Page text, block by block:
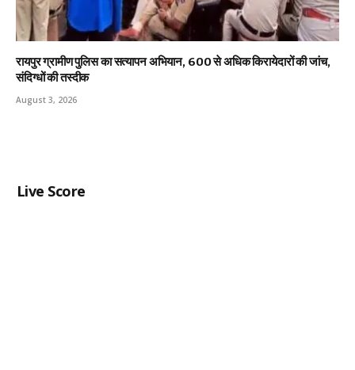
रायपुर ग्रामीण पुलिस का सत्यापन अभियान, 600 से अधिक किरायेदारों की जांच,
संदिग्धों की तस्दीक
August 3, 2026
Live Score